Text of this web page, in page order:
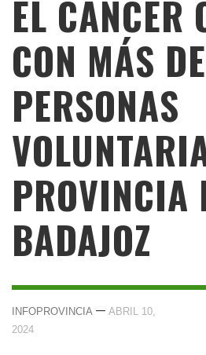
EL CÁNCER
CON MÁS
PERSONAS
PROVINCIA
BADAJOZ
INFOPROVINCIA — ABRIL 10,
2024